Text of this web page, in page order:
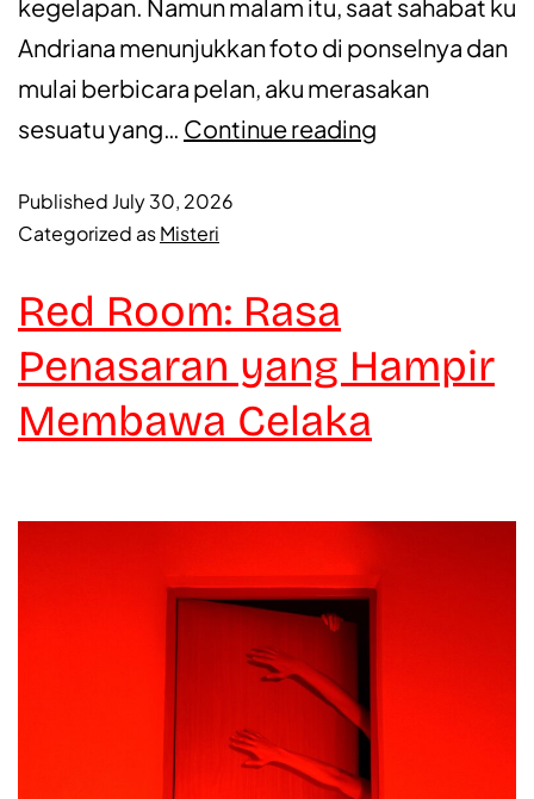
kegelapan. Namun malam itu, saat sahabat ku
Andriana menunjukkan foto di ponselnya dan
mulai berbicara pelan, aku merasakan
sesuatu yang… Continue reading
Published July 30, 2026
Categorized asMisteri
Red Room: Rasa
Penasaran yang Hampir
Membawa Celaka